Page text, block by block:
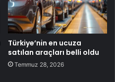
Türkiye’nin en ucuza
satılan araçları belli oldu
Temmuz 28, 2026